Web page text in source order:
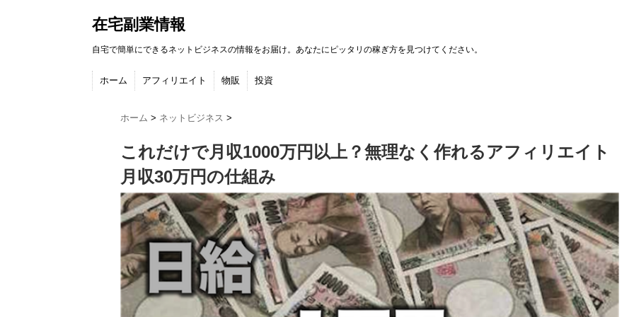
在宅副業情報
自宅で簡単にできるネットビジネスの情報をお届け。あなたにピッタリの稼ぎ方を見つけてください。
ホーム アフィリエイト 物販 投資
ホーム > ネットビジネス >
これだけで月収1000万円以上？無理なく作れるアフィリエイト
月収30万円の仕組み